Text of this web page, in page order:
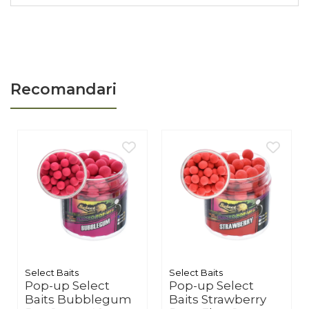
• Cantitate: 10 cârlige per plic
Acest model se adresează pescarilor de nivel mediu și avansat
dimensiuni variate.
Bune practici
Utilizare
Verificați întotdeauna integritatea vârfului înainte de lansare.
Ochetul trebuie să fie complet închis pentru a nu deteriora firul
în timpul tensionării.
Mărimea cârligului trebuie corelată direct cu dimensiunea
momelii pentru a nu bloca mecanica de înțepare.
Recomandari
Select Baits
Pop-up Select
Baits Bubblegum
Select Baits
Pop-up Select
Baits Strawberry